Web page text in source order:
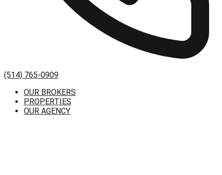
(514) 765-0909
OUR BROKERS
PROPERTIES
OUR AGENCY